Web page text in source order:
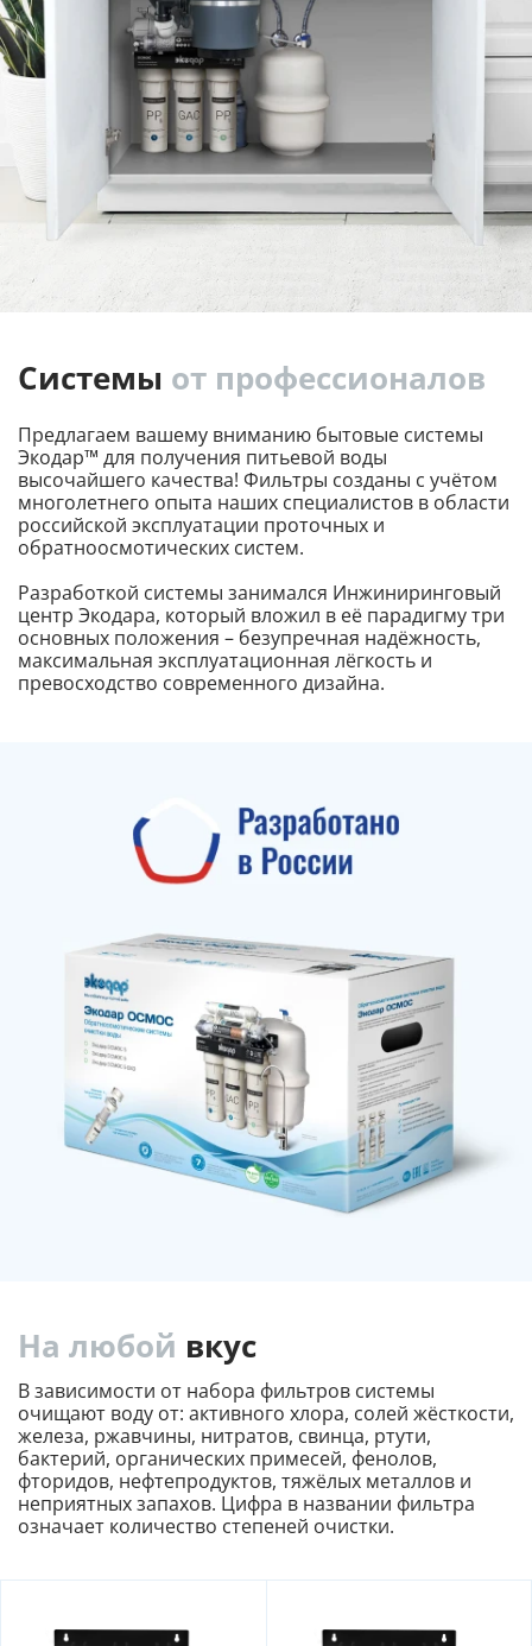
Cистемы от профессионалов
Предлагаем вашему вниманию бытовые системы
Экодар™ для получения питьевой воды
высочайшего качества! Фильтры созданы с учётом
многолетнего опыта наших специалистов в области
российской эксплуатации проточных и
обратноосмотических систем.
Разработкой системы занимался Инжиниринговый
центр Экодара, который вложил в её парадигму три
основных положения – безупречная надёжность,
максимальная эксплуатационная лёгкость и
превосходство современного дизайна.
На любой вкус
В зависимости от набора фильтров системы
очищают воду от: активного хлора, солей жёсткости,
железа, ржавчины, нитратов, свинца, ртути,
бактерий, органических примесей, фенолов,
фторидов, нефтепродуктов, тяжёлых металлов и
неприятных запахов. Цифра в названии фильтра
означает количество степеней очистки.